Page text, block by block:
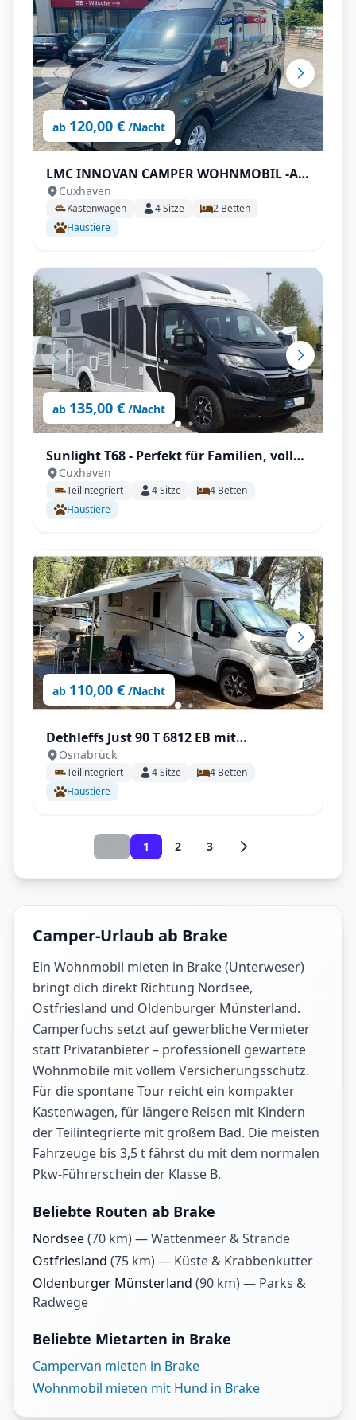
ab 120,00 € /Nacht
LMC INNOVAN CAMPER WOHNMOBIL -All-
Inclusive - Funktionell, Kompakt und
Praktisch
Cuxhaven
Kastenwagen 4Sitze 2 Betten
Haustiere
ab 135,00 € /Nacht
Sunlight T68 - Perfekt für Familien, voll
Autark, SAT, Zubehör inkl., uvm.
Cuxhaven
Teilintegriert 4Sitze 4 Betten
Haustiere
ab 110,00 € /Nacht
Dethleffs Just 90 T 6812 EB mit
Klimaanlage
Osnabrück
Teilintegriert 4Sitze 4 Betten
Haustiere
1 2 3
Camper-Urlaub ab Brake
Ein Wohnmobil mieten in Brake (Unterweser)
bringt dich direkt Richtung Nordsee,
Ostfriesland und Oldenburger Münsterland.
Camperfuchs setzt auf gewerbliche Vermieter
statt Privatanbieter – professionell gewartete
Wohnmobile mit vollem Versicherungsschutz.
Für die spontane Tour reicht ein kompakter
Kastenwagen, für längere Reisen mit Kindern
der Teilintegrierte mit großem Bad. Die meisten
Fahrzeuge bis 3,5 t fährst du mit dem normalen
Pkw-Führerschein der Klasse B.
Beliebte Routen ab Brake
Nordsee(70 km) —Wattenmeer & Strände
Ostfriesland (75 km) — Küste & Krabbenkutter
Oldenburger Münsterland (90 km) — Parks &
Radwege
Beliebte Mietarten in Brake
Campervan mieten in Brake
Wohnmobil mieten mit Hund in Brake